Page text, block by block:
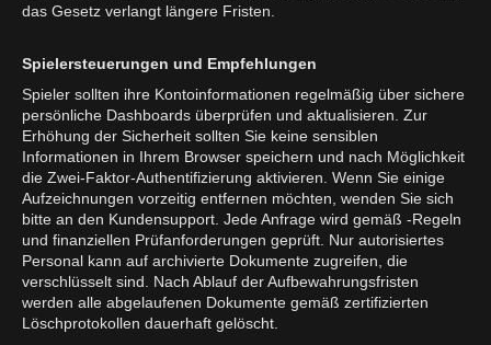
das Gesetz verlangt längere Fristen.
Spielersteuerungen und Empfehlungen
Spieler sollten ihre Kontoinformationen regelmäßig über sichere
persönliche Dashboards überprüfen und aktualisieren. Zur
Erhöhung der Sicherheit sollten Sie keine sensiblen
Informationen in Ihrem Browser speichern und nach Möglichkeit
die Zwei-Faktor-Authentifizierung aktivieren. Wenn Sie einige
Aufzeichnungen vorzeitig entfernen möchten, wenden Sie sich
bitte an den Kundensupport. Jede Anfrage wird gemäß -Regeln
und finanziellen Prüfanforderungen geprüft. Nur autorisiertes
Personal kann auf archivierte Dokumente zugreifen, die
verschlüsselt sind. Nach Ablauf der Aufbewahrungsfristen
werden alle abgelaufenen Dokumente gemäß zertifizierten
Löschprotokollen dauerhaft gelöscht.